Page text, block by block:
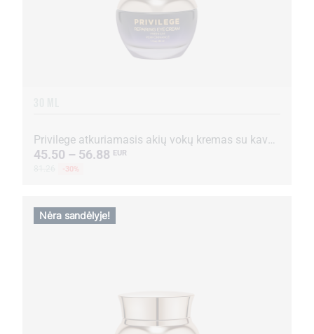
Privilege atkuriamasis akių vokų kremas su kavos ekstraktu ir aliejumi
45.50 – 56.88 EUR
-30%
Nėra sandėlyje!